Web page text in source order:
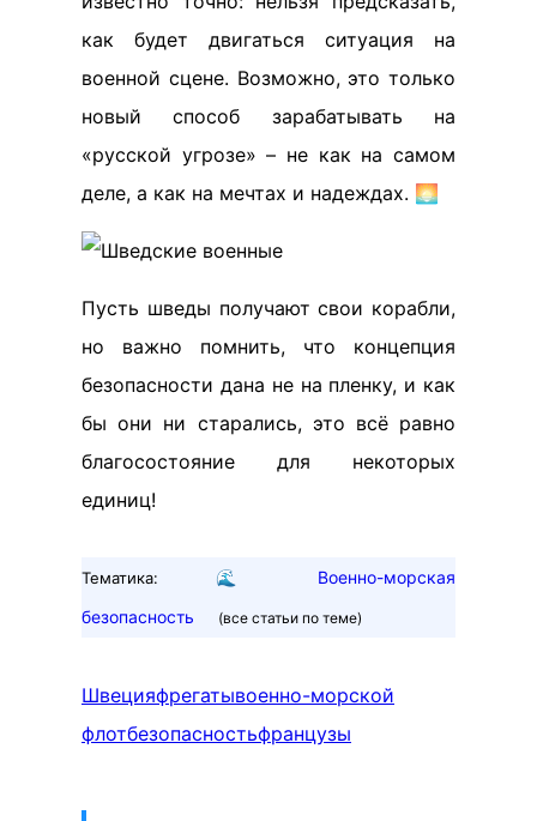
как будет двигаться ситуация на
военной сцене. Возможно, это только
новый способ зарабатывать на
«русской угрозе» – не как на самом
деле, а как на мечтах и надеждах. 🌅
Пусть шведы получают свои корабли,
но важно помнить, что концепция
безопасности дана не на пленку, и как
бы они ни старались, это всё равно
благосостояние для некоторых
единиц!
Тематика: 🌊
Военно-морская
безопасность
(все статьи по теме)
Швецияфрегатывоенно-морской
флотбезопасностьфранцузы